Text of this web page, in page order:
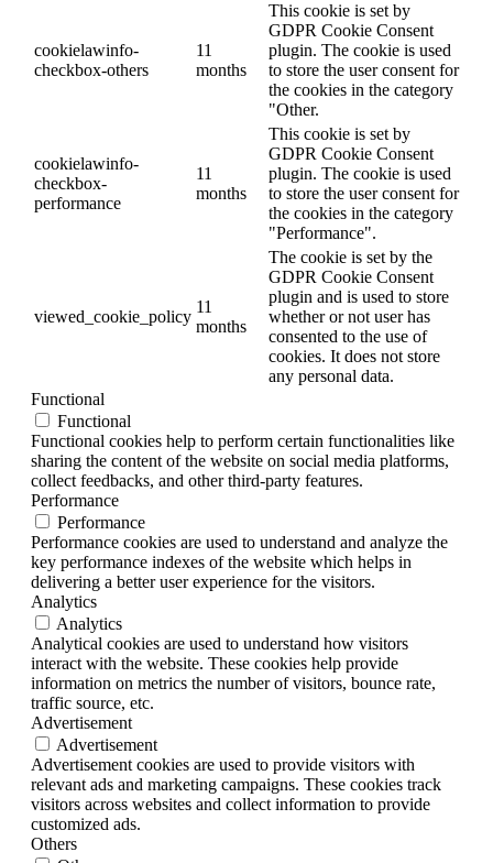
cookielawinfo-
checkbox-others
11
months
This cookie is set by
GDPR Cookie Consent
plugin. The cookie is used
to store the user consent for
the cookies in the category
"Other.
cookielawinfo-
checkbox-
performance
11
months
This cookie is set by
GDPR Cookie Consent
plugin. The cookie is used
to store the user consent for
the cookies in the category
"Performance".
viewed_cookie_policy
11
months
The cookie is set by the
GDPR Cookie Consent
plugin and is used to store
whether or not user has
consented to the use of
cookies. It does not store
any personal data.
Functional
Functional
Functional cookies help to perform certain functionalities like
sharing the content of the website on social media platforms,
collect feedbacks, and other third-party features.
Performance
Performance
Performance cookies are used to understand and analyze the
key performance indexes of the website which helps in
delivering a better user experience for the visitors.
Analytics
Analytics
Analytical cookies are used to understand how visitors
interact with the website. These cookies help provide
information on metrics the number of visitors, bounce rate,
traffic source, etc.
Advertisement
Advertisement
Advertisement cookies are used to provide visitors with
relevant ads and marketing campaigns. These cookies track
visitors across websites and collect information to provide
customized ads.
Others